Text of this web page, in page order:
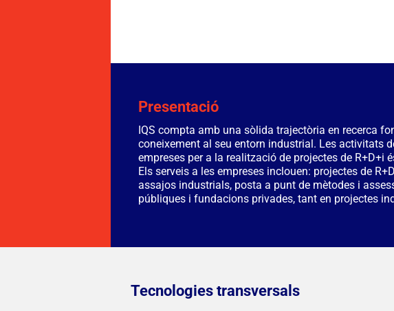
Presentació
IQS compta amb una sòlida trajectòria en recerca
coneixement al seu entorn industrial. Les activitats
empreses per a la realització de projectes de
Els serveis a les empreses inclouen: projectes de
assajos industrials, posta a punt de mètodes i
públiques i fundacions privades, tant en projectes
Tecnologies transversals